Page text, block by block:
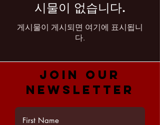
시물이 없습니다.
게시물이 게시되면 여기에 표시됩니
다.
Join Our
Newsletter